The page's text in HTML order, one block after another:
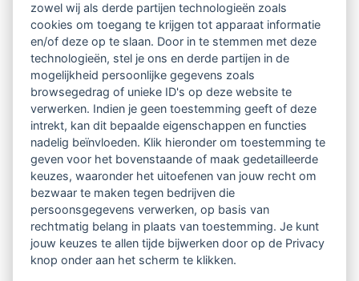
Netwerk van 2100 professionals in 14
regio's
Vindbaar voor opdrachtgevers
Tijdschrift voor
Begeleidingskunde & kennisbank
Beroepsregistratie (LVSC keurmerk)
Lid worden van LVSC
zowel wij als derde partijen technologieën zoals
cookies om toegang te krijgen tot apparaat informatie
en/of deze op te slaan. Door in te stemmen met deze
technologieën, stel je ons en derde partijen in de
mogelijkheid persoonlijke gegevens zoals
browsegedrag of unieke ID's op deze website te
verwerken. Indien je geen toestemming geeft of deze
intrekt, kan dit bepaalde eigenschappen en functies
nadelig beïnvloeden. Klik hieronder om toestemming te
geven voor het bovenstaande of maak gedetailleerde
keuzes, waaronder het uitoefenen van jouw recht om
bezwaar te maken tegen bedrijven die
persoonsgegevens verwerken, op basis van
rechtmatig belang in plaats van toestemming. Je kunt
jouw keuzes te allen tijde bijwerken door op de Privacy
knop onder aan het scherm te klikken.